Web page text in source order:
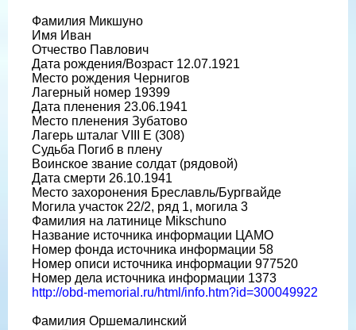
Фамилия Микшуно
Имя Иван
Отчество Павлович
Дата рождения/Возраст 12.07.1921
Место рождения Чернигов
Лагерный номер 19399
Дата пленения 23.06.1941
Место пленения Зубатово
Лагерь шталаг VIII E (308)
Судьба Погиб в плену
Воинское звание солдат (рядовой)
Дата смерти 26.10.1941
Место захоронения Бреславль/Бургвайде
Могила участок 22/2, ряд 1, могила 3
Фамилия на латинице Mikschuno
Название источника информации ЦАМО
Номер фонда источника информации 58
Номер описи источника информации 977520
Номер дела источника информации 1373
http://obd-memorial.ru/html/info.htm?id=300049922
Фамилия Оршемалинский